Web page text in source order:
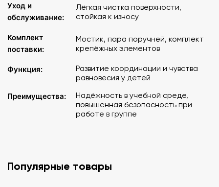
Уход и
обслуживание:
Лёгкая чистка поверхности,
стойкая к износу
Комплект
поставки:
Мостик, пара поручней, комплект
крепёжных элементов
Функция:
Развитие координации и чувства
равновесия у детей
Преимущества:
Надёжность в учебной среде,
повышенная безопасность при
работе в группе
Популярные товары